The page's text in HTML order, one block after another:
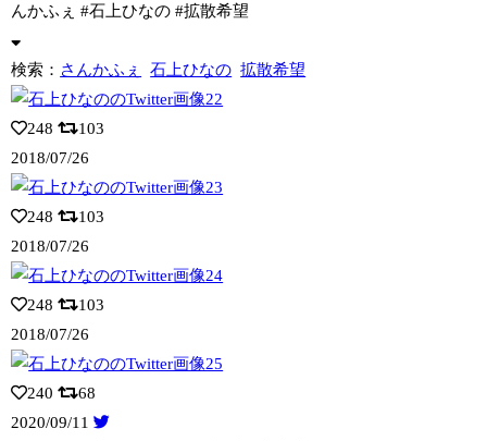
んかふぇ #石上ひなの #拡散希望
検索： さんかふぇ 石上ひなの 拡散希望
248
103
2018/07/26
248
103
2018/07/26
248
103
2018/07/26
240
68
2020/09/11